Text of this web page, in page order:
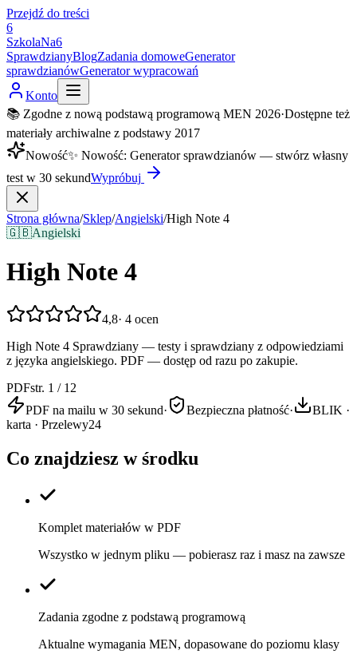
Przejdź do treści
6
SzkolaNa6
SprawdzianyBlogZadania domoweGenerator
sprawdzianówGenerator wypracowań
Konto
📚 Zgodne z nową podstawą programową MEN 2026·Dostępne też
materiały archiwalne z podstawy 2017
Nowość✨ Nowość: Generator sprawdzianów — stwórz własny
test w 30 sekundWypróbuj
Strona główna/Sklep/Angielski/High Note 4
🇬🇧Angielski
High Note 4
4,8· 4 ocen
High Note 4 Sprawdziany — testy i sprawdziany z odpowiedziami
z języka angielskiego. PDF — dostęp od razu po zakupie.
PDFstr. 1 / 12
PDF na mailu w 30 sekund· Bezpieczna płatność·
BLIK ·
karta · Przelewy24
Co znajdziesz w środku
Komplet materiałów w PDF
Wszystko w jednym pliku — pobierasz raz i masz na zawsze
Zadania zgodne z podstawą programową
Aktualne wymagania MEN, dopasowane do poziomu klasy